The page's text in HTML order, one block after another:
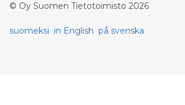
© Oy Suomen Tietotoimisto 2026
suomeksi in English på svenska